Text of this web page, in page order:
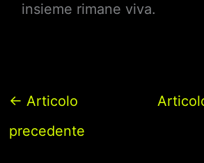
insieme rimane viva.
← Articolo
precedente